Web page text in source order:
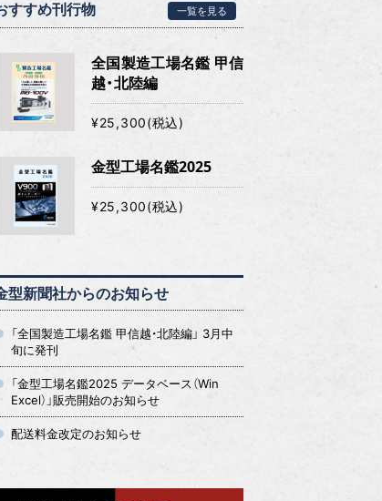
すすめ刊行物 一覧を見る
全国製造工場名鑑 甲信
越・北陸編
¥25,300(税込)
金型工場名鑑2025
¥25,300(税込)
型新聞社からのお知らせ
「全国製造工場名鑑 甲信越・北陸編」 3月中
旬に発刊
「金型工場名鑑2025 データベース（Win
Excel）」販売開始のお知らせ
配送料金改定のお知らせ